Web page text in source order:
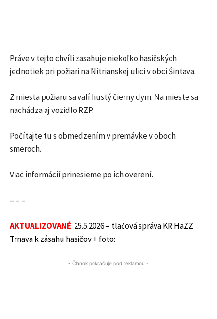
Práve v tejto chvíli zasahuje niekoľko hasičských
jednotiek pri požiari na Nitrianskej ulici v obci Šintava.
Z miesta požiaru sa valí hustý čierny dym. Na mieste sa
nachádza aj vozidlo RZP.
Počítajte tu s obmedzením v premávke v oboch
smeroch.
Viac informácií prinesieme po ich overení.
– – –
AKTUALIZOVANÉ 25.5.2026 – tlačová správa KR HaZZ
Trnava k zásahu hasičov + foto:
- Článok pokračuje pod reklamou -